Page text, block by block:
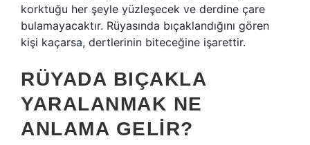
korktuğu her şeyle yüzleşecek ve derdine çare
bulamayacaktır. Rüyasında bıçaklandığını gören
kişi kaçarsa, dertlerinin biteceğine işarettir.
RÜYADA BIÇAKLA
YARALANMAK NE
ANLAMA GELIR?